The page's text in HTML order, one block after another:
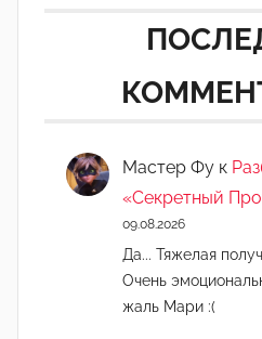
Мастер Фу к
«Секретный
09.08.2026
Да... Тяжелая
Очень
жаль Мари :(